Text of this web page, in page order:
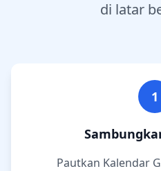
di latar
1
Pautkan Kalendar